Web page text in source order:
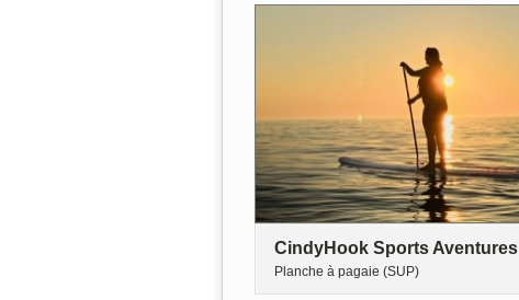
CindyHook Sports Aventures
Planche à pagaie (SUP)